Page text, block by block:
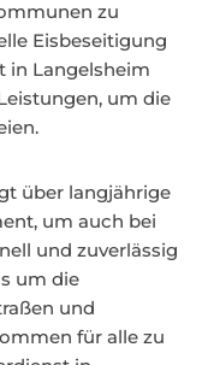
zu
Eisbeseitigung
in Langelsheim
um die
über langjährige
um auch bei
und zuverlässig
um die
und
für alle zu